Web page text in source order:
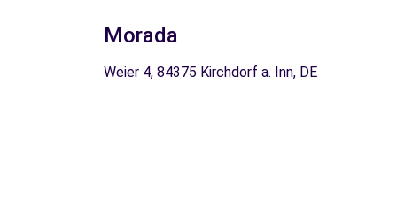
Morada
Weier 4, 84375 Kirchdorf a. Inn, DE